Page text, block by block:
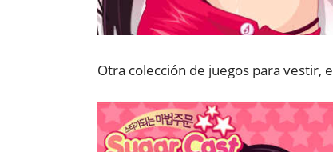
Otra colección de juegos para vestir,